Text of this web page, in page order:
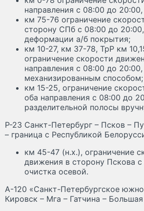
направления с 08:00 до
км 75-76 ограничение
сторону СПб с 08:00 до
деформации а/б покрытия;
км 10-27, км 37-78, ТрР км
ограничение скорости
направления с 08:00 до
механизированным способом;
км 15-25, ограничение
оба направления с 08:00 до
разделительной полосы
Р-23 Санкт-Петербург – Псков –
– граница с Республикой
км 45-47 (н.х.), ограничение
движения в сторону Пскова с
очистка осевой.
А-120 «Санкт-Петербургское
Кировск – Мга – Гатчина –